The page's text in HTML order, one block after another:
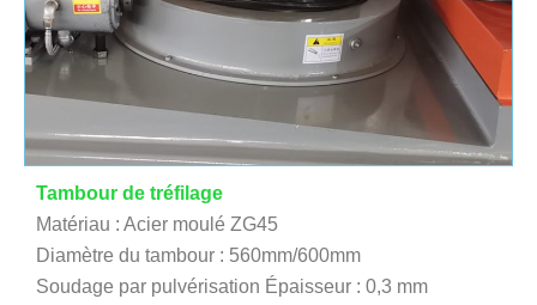
Tambour de tréfilage
Matériau : Acier moulé ZG45
Diamètre du tambour : 560mm/600mm
Soudage par pulvérisation Épaisseur : 0,3 mm